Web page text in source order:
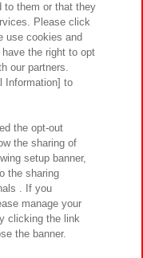
サイトポリシー
リティ方針と検証結果
ご質問・お問い合わせ
Inc.
to them or that they
Please click
use cookies and
the right to opt
our partners.
Information] to
the opt-out
the sharing of
setup banner,
the sharing
. If you
manage your
clicking the link
the banner.